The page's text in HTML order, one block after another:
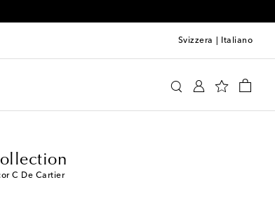
Svizzera Italiano
C De Cartier